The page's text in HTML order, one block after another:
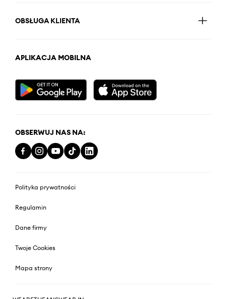
OBSŁUGA KLIENTA
APLIKACJA MOBILNA
OBSERWUJ NAS NA:
Polityka prywatności
Regulamin
Dane firmy
Twoje Cookies
Mapa strony